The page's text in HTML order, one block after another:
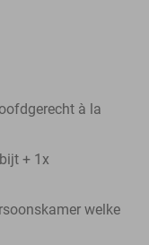
à la
+ 1x
welke